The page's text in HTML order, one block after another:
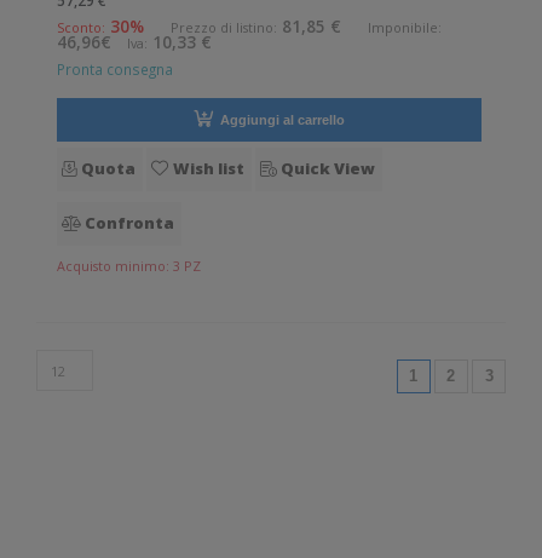
permanente. Diametro interno: 76 mm. Diametro esterno:
196 mm. Tipo: Supporto di
Sconto: 30% Prezzo di listino: 81,85 € Imponibile:
46,96€ Iva: 10,33 €
Pronta consegna
Aggiungi al carrello
Quota Wish list Quick View
Confronta
Acquisto minimo: 3 PZ
1 (current)
2 3